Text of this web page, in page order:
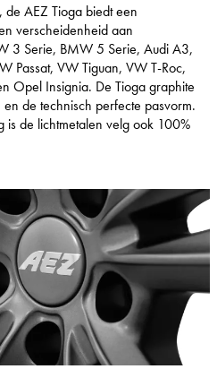
de AEZ Tioga biedt een
verscheidenheid aan
3 Serie, BMW 5 Serie, Audi A3,
Passat, VW Tiguan, VW T-Roc,
Opel Insignia. De Tioga graphite
de technisch perfecte pasvorm.
is de lichtmetalen velg ook 100%